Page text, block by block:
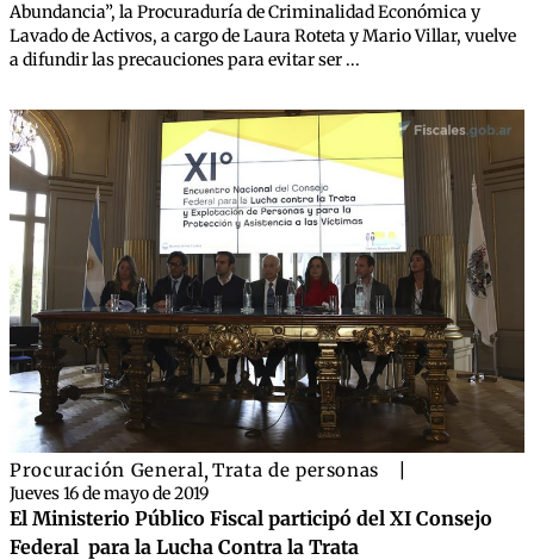
Abundancia”, la Procuraduría de Criminalidad Económica y
Lavado de Activos, a cargo de Laura Roteta y Mario Villar, vuelve
a difundir las precauciones para evitar ser ...
Procuración General,Trata de personas
Jueves 16 de mayo de 2019
El Ministerio Público Fiscal participó del XI Consejo
Federal para la Lucha Contra la Trata